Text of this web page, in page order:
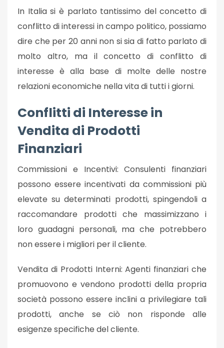
In Italia si è parlato tantissimo del concetto di
conflitto di interessi in campo politico, possiamo
dire che per 20 anni non si sia di fatto parlato di
molto altro, ma il concetto di conflitto di
interesse è alla base di molte delle nostre
relazioni economiche nella vita di tutti i giorni.
Conflitti di Interesse in
Vendita di Prodotti
Finanziari
Commissioni e Incentivi: Consulenti finanziari
possono essere incentivati da commissioni più
elevate su determinati prodotti, spingendoli a
raccomandare prodotti che massimizzano i
loro guadagni personali, ma che potrebbero
non essere i migliori per il cliente.
Vendita di Prodotti Interni: Agenti finanziari che
promuovono e vendono prodotti della propria
società possono essere inclini a privilegiare tali
prodotti, anche se ciò non risponde alle
esigenze specifiche del cliente.